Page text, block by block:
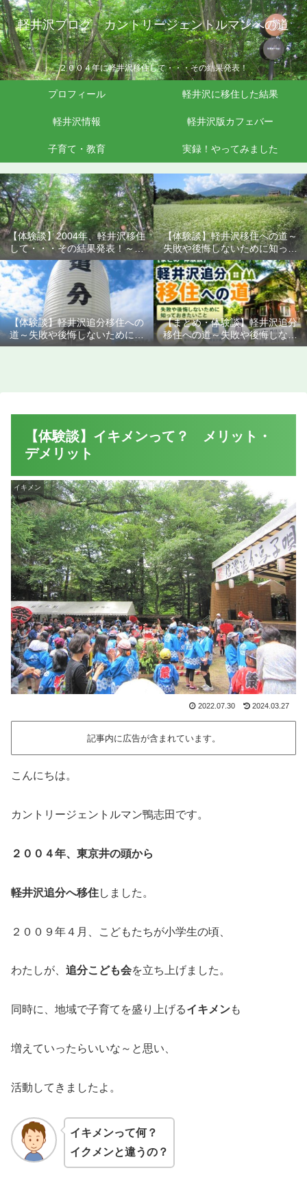
軽井沢ブログ カントリージェントルマンへの道
２００４年に軽井沢移住して・・・その結果発表！
プロフィール 軽井沢に移住した結果
軽井沢情報 軽井沢版カフェバー
子育て・教育 実録！やってみました
【体験談】2004年、軽井沢移住
して・・・その結果発表！～失
敗や後悔しないために知ってお
きたいこと
【体験談】軽井沢移住への道～
失敗や後悔しないために知って
おきたいこと
【体験談】軽井沢追分移住への
道～失敗や後悔しないために知
っておきたいこと
【まとめ・体験談】軽井沢追分
移住への道～失敗や後悔しない
ために知っておきたいこと
【体験談】イキメンって？ メリット・
デメリット
イキメン
2022.07.30 2024.03.27
記事内に広告が含まれています。
こんにちは。
カントリージェントルマン鴨志田です。
２００４年、東京井の頭から
軽井沢追分へ移住しました。
２００９年４月、こどもたちが小学生の頃、
わたしが、 追分こども会を立ち上げました。
同時に、地域で子育てを盛り上げるイキメンも
増えていったらいいな～と思い、
活動してきましたよ。
イキメンって何？
イクメンと違うの？